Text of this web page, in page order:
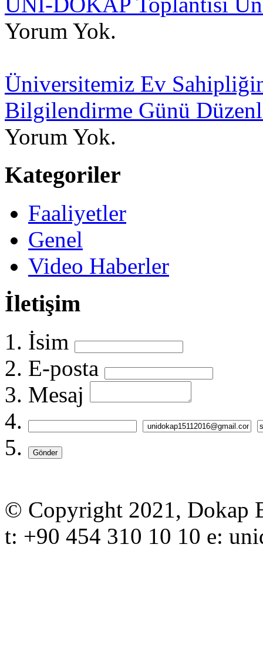
Yorum Yok.
Üniversitemiz Ev
Bilgilendirme Günü
Yorum Yok.
Kategoriler
Faaliyetler
Genel
Video Haberler
İletişim
İsim
E-posta
Mesaj
Gönder
© Copyright 2021, Dokap
t: +90 454 310 10 10 e: